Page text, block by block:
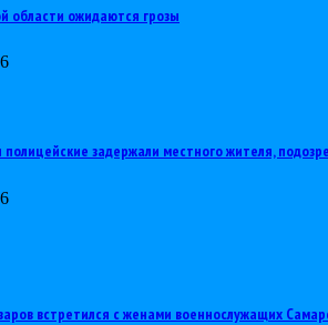
области ожидаются грозы
полицейские задержали местного жителя,
встретился с женами военнослужащих